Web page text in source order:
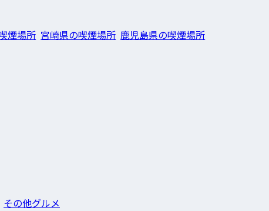
煙場所 宮崎県の喫煙場所 鹿児島県の喫煙場所
その他グルメ